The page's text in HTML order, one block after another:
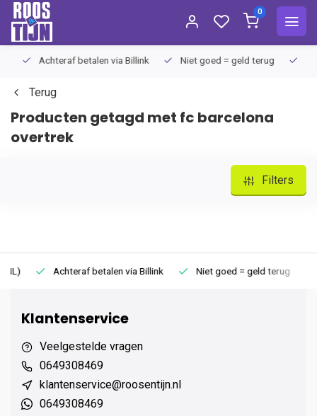
0
Achteraf betalen via Billink Niet goed = geld terug
Terug
Producten getagd met fc barcelona
overtrek
Filters
Achteraf betalen via Billink Niet goed = geld terug
Klantenservice
Veelgestelde vragen
0649308469
klantenservice@roosentijn.nl
0649308469